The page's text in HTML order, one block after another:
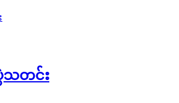
သတင်း